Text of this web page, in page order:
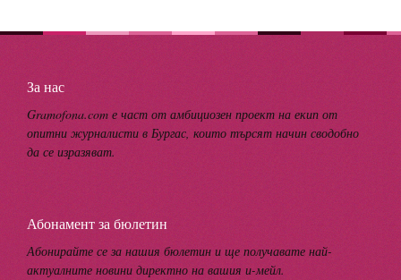
За нас
Gramofona.com е част от амбициозен проект на екип от
опитни журналисти в Бургас, които търсят начин сводобно
да се изразяват.
Абонамент за бюлетин
Абонирайте се за нашия бюлетин и ще получавате най-
актуалните новини директно на вашия и-мейл.